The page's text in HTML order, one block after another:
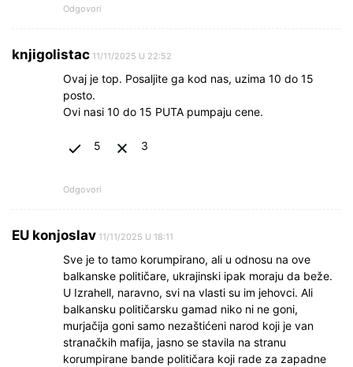
Odgovori
knjigolistac 11/11/2025 U 22:52
Ovaj je top. Posaljite ga kod nas, uzima 10 do 15
posto.
Ovi nasi 10 do 15 PUTA pumpaju cene.
5 3
Odgovori
EU konjoslav 11/11/2025 U 18:11
Sve je to tamo korumpirano, ali u odnosu na ove
balkanske političare, ukrajinski ipak moraju da beže.
U Izrahell, naravno, svi na vlasti su im jehovci. Ali
balkansku političarsku gamad niko ni ne goni,
murjačija goni samo nezaštićeni narod koji je van
stranačkih mafija, jasno se stavila na stranu
korumpirane bande političara koji rade za zapadne